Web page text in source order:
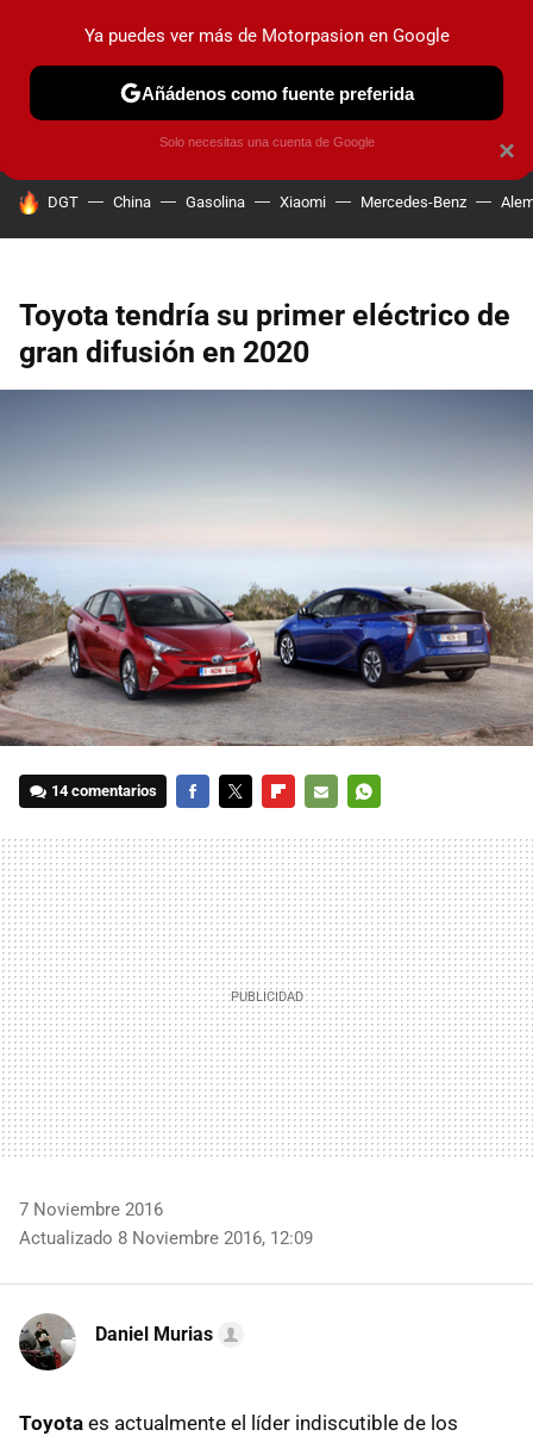
PRUEBAS COCHES ELÉCTRICOS OBSERVATORIO
HOY SE HABLA DE
DGT China Gasolina Xiaomi Mercedes-Benz
Toyota tendría su primer eléctrico de
gran difusión en 2020
14 comentarios
MAIL
7 Noviembre 2016
Actualizado 8 Noviembre 2016, 12:09
Daniel Murias
Toyota es actualmente el líder indiscutible de los
×
Ya puedes ver más de Motorpasion en Google
Añádenos como fuente preferida
Solo necesitas una cuenta de Google